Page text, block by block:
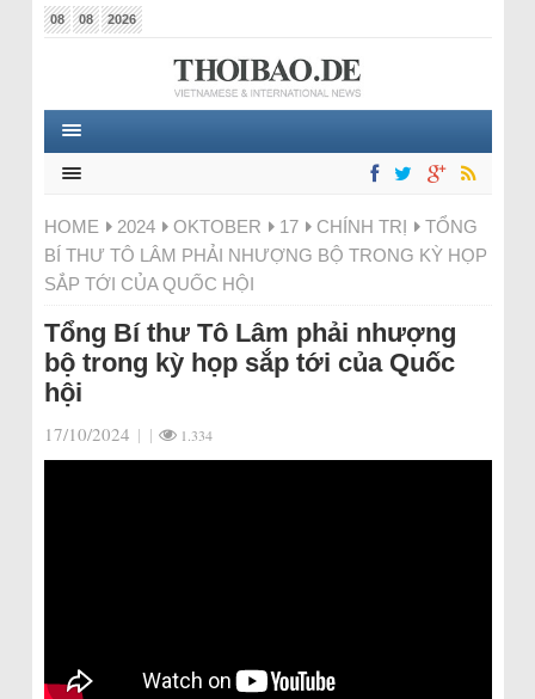
08 08 2026
HOME 2024 OKTOBER 17 CHÍNH TRỊ
TỔNG
BÍ THƯ TÔ LÂM PHẢI NHƯỢNG BỘ TRONG KỲ HỌP
SẮP TỚI CỦA QUỐC HỘI
Tổng Bí thư Tô Lâm phải nhượng
bộ trong kỳ họp sắp tới của Quốc
hội
17/10/2024 | | 1.334